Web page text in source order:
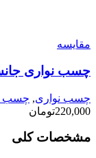
مقایسه
چسب نواری
چسب نواری, چسب 5 سانتی پهن
220,000تومان
مشخصات کلی